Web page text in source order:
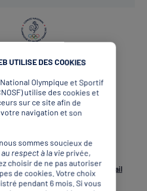
Olympique et Sportif
0474451127 Envoyer un mail
UTILISE DES COOKIES
Olympique et Sportif
utilise des cookies et
sur ce site afin de
navigation et son
sommes soucieux de
respect à la vie privée,
choisir de ne pas autoriser
de cookies. Votre choix
pendant 6 mois. Si vous